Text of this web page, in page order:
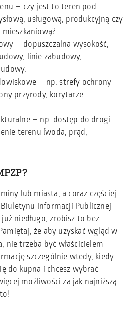
– czy jest to teren pod
usługową, produkcyjną czy
– dopuszczalna wysokość,
linie zabudowy,
– np. strefy ochrony
przyrody, korytarze
– np. dostęp do drogi
terenu (woda, prąd,
lub miasta, a coraz częściej
Informacji Publicznej
niedługo, zrobisz to bez
że aby uzyskać wgląd w
nie trzeba być właścicielem
szczególnie wtedy, kiedy
do kupna i chcesz wybrać
możliwości za jak najniższą